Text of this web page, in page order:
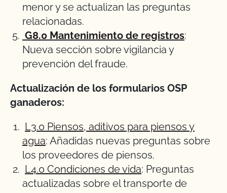
menor y se actualizan las preguntas
relacionadas.
G8.0 Mantenimiento de registros:
Nueva sección sobre vigilancia y
prevención del fraude.
Actualización de los formularios OSP
ganaderos:
L3.0 Piensos, aditivos para piensos y
agua: Añadidas nuevas preguntas sobre
los proveedores de piensos.
L4.0 Condiciones de vida: Preguntas
actualizadas sobre el transporte de